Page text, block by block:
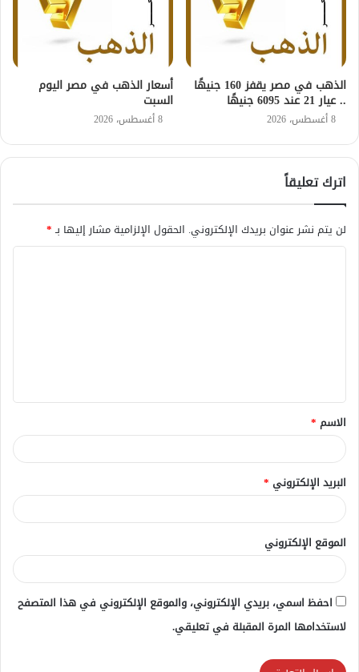
الذهب في مصر يقفز 160 جنيهًا
.. عيار 21 عند 6095 جنيهًا
8 أغسطس، 2026
أسعار الذهب في مصر اليوم
السبت
8 أغسطس، 2026
اترك تعليقاً
لن يتم نشر عنوان بريدك الإلكتروني. الحقول الإلزامية مشار إليها بـ*
ق
*
الاسم *
البريد الإلكتروني *
الموقع الإلكتروني
احفظ اسمي، بريدي الإلكتروني، والموقع الإلكتروني في هذا المتصفح
لاستخدامها المرة المقبلة في تعليقي.